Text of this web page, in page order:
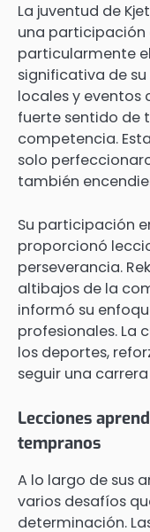
La juventud de
una participación
particularmente
significativa de
locales y
fuerte sentido de
competencia.
solo
también
Su participación
proporcionó
perseverancia.
altibajos de la
informó su
profesionales. La
los deportes,
seguir una
Lecciones
tempranos
A lo largo de sus
varios desafíos
determinación.